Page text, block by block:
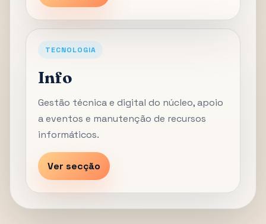
TECNOLOGIA
Info
Gestão técnica e digital do núcleo, apoio
a eventos e manutenção de recursos
informáticos.
Ver secção